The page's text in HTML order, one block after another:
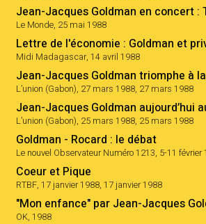
Jean-Jacques Goldman en concert :
Le Monde, 25 mai 1988
Lettre de l'économie : Goldman et
Midi Madagascar, 14 avril 1988
Jean-Jacques Goldman triomphe à
L’union (Gabon), 27 mars 1988, 27 mars 1988
Jean-Jacques Goldman aujourd’hui
L’union (Gabon), 25 mars 1988, 25 mars 1988
Goldman - Rocard : le débat
Le nouvel Observateur Numéro 1213, 5-11 février
Coeur et Pique
RTBF, 17 janvier 1988, 17 janvier 1988
"Mon enfance" par Jean-Jacques
OK, 1988